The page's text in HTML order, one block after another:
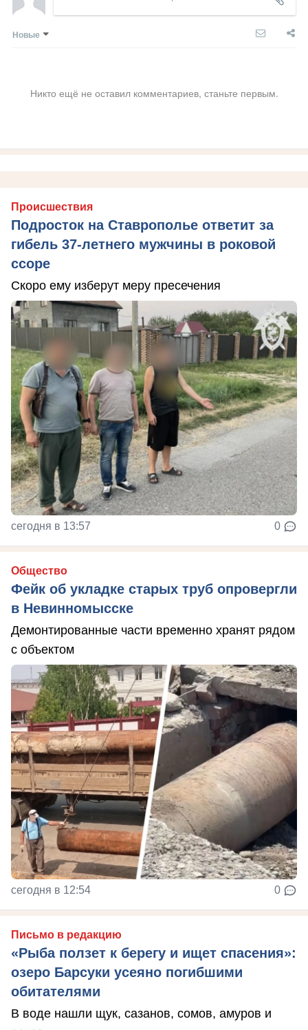
Новые
Никто ещё не оставил комментариев, станьте первым.
Происшествия
Подросток на Ставрополье ответит за
гибель 37-летнего мужчины в роковой
ссоре
Скоро ему изберут меру пресечения
сегодня в 13:57 0
Общество
Фейк об укладке старых труб опровергли
в Невинномысске
Демонтированные части временно хранят рядом
с объектом
сегодня в 12:54 0
Письмо в редакцию
«Рыба ползет к берегу и ищет спасения»:
озеро Барсуки усеяно погибшими
обитателями
В воде нашли щук, сазанов, сомов, амуров и